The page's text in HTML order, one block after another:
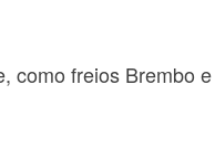
como freios Brembo